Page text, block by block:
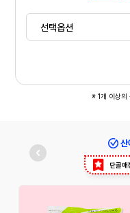
※ 1개 이상의
산
단골매